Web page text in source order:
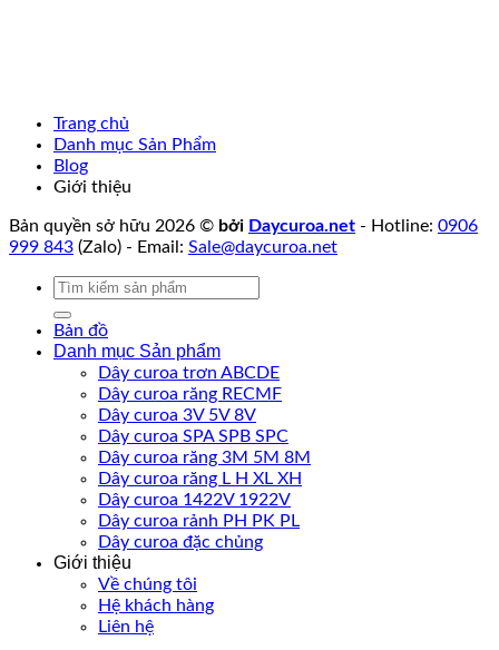
Trang chủ
Danh mục Sản Phẩm
Blog
Giới thiệu
Bản quyền sở hữu 2026 © bởi Daycuroa.net - Hotline: 0906
999 843 (Zalo) - Email: Sale@daycuroa.net
Tìm
Bản đồ
Danh mục Sản phẩm
Dây curoa trơn ABCDE
Dây curoa răng RECMF
Dây curoa 3V 5V 8V
Dây curoa SPA SPB SPC
Dây curoa răng 3M 5M 8M
Dây curoa răng L H XL XH
Dây curoa 1422V 1922V
Dây curoa rảnh PH PK PL
Dây curoa đặc chủng
Giới thiệu
Về chúng tôi
Hệ khách hàng
Liên hệ